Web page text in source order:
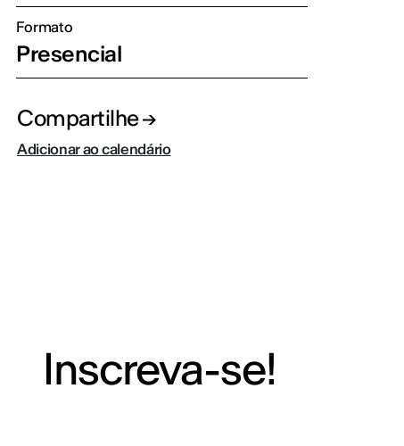
Formato
Presencial
Compartilhe
Adicionar ao calendário
Inscreva-se!